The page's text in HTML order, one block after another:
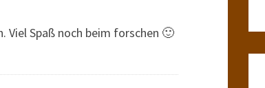
Viel Spaß noch beim forschen 🙂